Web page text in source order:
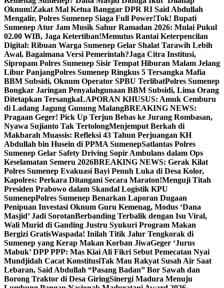
Oknum!Zakat Mal Ketua Banggar DPR RI Said Abdullah
Mengalir, Polres Sumenep Siaga Full Power!Tok! Bupati
Sumenep Atur Jam Musik Sahur Ramadan 2026: Mulai Pukul
02.00 WIB, Jaga Ketertiban!Memutus Rantai Keterpencilan
Digital: Ribuan Warga Sumenep Gelar Shalat Tarawih Lebih
Awal, Bagaimana Versi Pemerintah?Jaga Citra Institusi,
Sipropam Polres Sumenep Sisir Tempat Hiburan Malam Jelang
Libur PanjangPolres Sumenep Ringkus 5 Tersangka Mafia
BBM Subsidi, Oknum Operator SPBU TerlibatPolres Sumenep
Bongkar Jaringan Penyalahgunaan BBM Subsidi, Lima Orang
Ditetapkan TersangkaLAPORAN KHUSUS: Amuk Cemburu
di Ladang Jagung Gunung MalangBREAKING NEWS:
Pragaan Geger! Pick Up Terjun Bebas ke Jurang Rombasan,
Nyawa Sujianto Tak TertolongMenjemput Berkah di
Makbarah Muassis: Refleksi 43 Tahun Perjuangan KH
Abdullah bin Husein di PPMA SumenepSatlantas Polres
Sumenep Gelar Safety Driving Sopir Ambulans dalam Ops
Keselamatan Semeru 2026BREAKING NEWS: Gerak Kilat
Polres Sumenep Evakuasi Bayi Penuh Luka di Desa Kolor,
Kapolres: Perkara Ditangani Secara Maraton!Menguji Titah
Presiden Prabowo dalam Skandal Logistik KPU
SumenepPolres Sumenep Benarkan Laporan Dugaan
Penipuan Investasi Oknum Guru Kemenag, Modus ‘Dana
Masjid’ Jadi SorotanBerbanding Terbalik dengan Isu Viral,
Wali Murid di Ganding Justru Syukuri Program Makan
Bergizi GratisWaspada! Inilah Titik Jalur Tengkorak di
Sumenep yang Kerap Makan Korban JiwaGeger ‘Jurus
Mabuk’ DPP PPP: Mas Kiai Ali Fikri Sebut Pemecatan Nyai
Mundjidah Cacat KonstitusiTak Mau Rakyat Susah Air Saat
Lebaran, Said Abdullah “Pasang Badan” Bor Sawah dan
Borong Traktor di Desa GiringSinergi Madura Menuju